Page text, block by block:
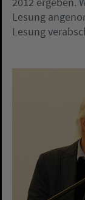
Lesung
Lesung